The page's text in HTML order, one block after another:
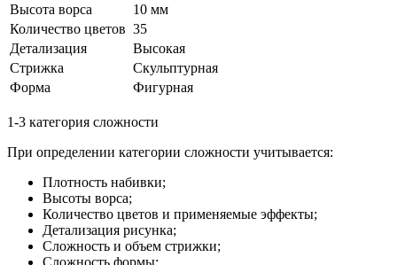
Высота ворса
10 мм
Количество цветов 35
Детализация
Высокая
Стрижка
Скульптурная
Форма
Фигурная
1-3 категория сложности
При определении категории сложности учитывается:
Плотность набивки;
Высоты ворса;
Количество цветов и применяемые эффекты;
Детализация рисунка;
Сложность и объем стрижки;
Сложность формы;